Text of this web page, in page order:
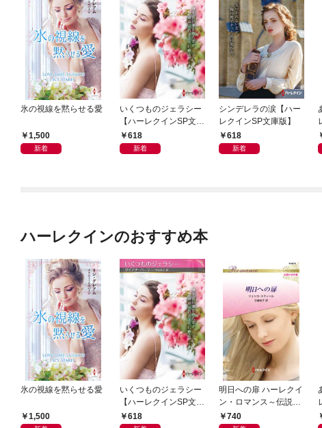
氷の視線を黙らせる愛
1,500
新着
いくつものジェラシー
【ハーレクインSP文庫
版】618
新着
シンデレラの涙【ハー
レクインSP文庫版】
618
新着
ハーレクインのおすすめ本
氷の視線を黙らせる愛
1,500
いくつものジェラシー
【ハーレクインSP文庫
版】618
明日への扉 ハーレクイ
ン・ロマンス～伝説の
名作選～【ハーレクイ
740